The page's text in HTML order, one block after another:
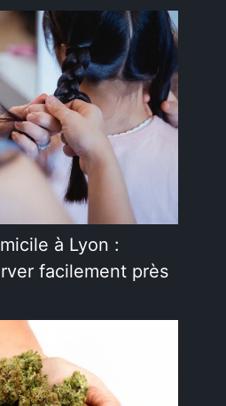
à Lyon :
facilement près